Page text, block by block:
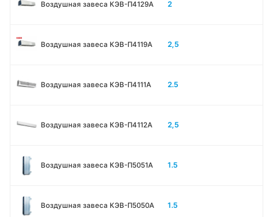
Воздушная завеса КЭВ-П4129А 2
Воздушная завеса КЭВ-П4119А 2,5
Воздушная завеса КЭВ-П4111A 2.5
Воздушная завеса КЭВ-П4112А 2,5
Воздушная завеса КЭВ-П5051A 1.5
Воздушная завеса КЭВ-П5050A 1.5